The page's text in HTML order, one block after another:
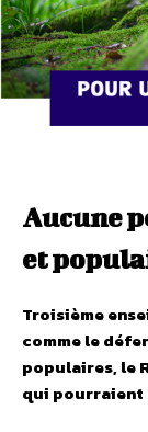
Aucune
et
Troisième
comme le
populaires, le
qui pourraient